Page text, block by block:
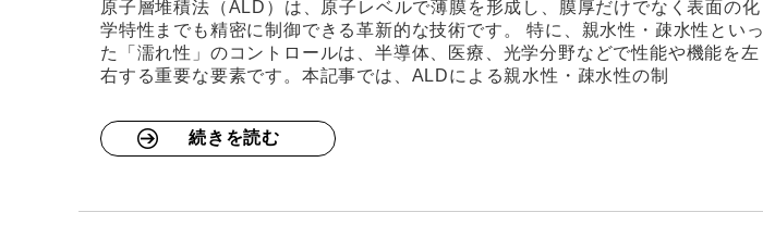
原子層堆積法（ALD）は、原子レベルで薄膜を形成し、膜厚だけでなく表面の化
学特性までも精密に制御できる革新的な技術です。 特に、親水性・疎水性といっ
た「濡れ性」のコントロールは、半導体、医療、光学分野などで性能や機能を左
右する重要な要素です。本記事では、ALDによる親水性・疎水性の制
続きを読む